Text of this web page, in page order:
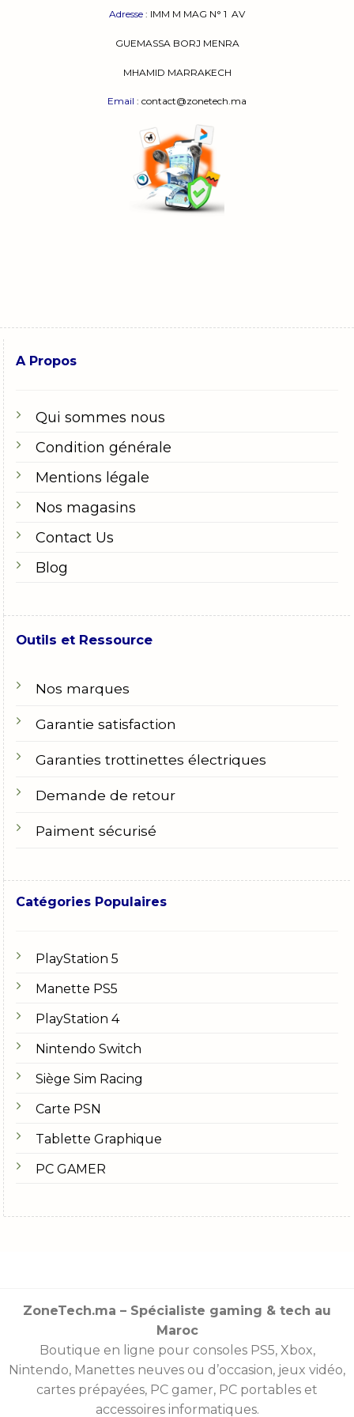
Nous vous offrons tout cela et plus encore, ainsi
Samsung, Canon, Epson et Ricoh.
pas chère, mais aussi si vous souhaitez
HP offre la gamme imprimantes Ink Advantage qui
utilise des cartouches d’encre moins chères pour la
même qualité d’impression afin de l’encre.
A3, des traceurs, des
[/expander_maker]
Adresse : IMM M MAG N° 1 AV
GUEMASSA BORJ MENRA
MHAMID MARRAKECH
Email : contact@zonetech.ma
A Propos
Qui sommes nous
Condition générale
Mentions légale
Nos magasins
Contact Us
Blog
Outils et Ressource
Nos marques
Garantie satisfaction
Garanties trottinettes électriques
Demande de retour
Paiment sécurisé
Catégories Populaires
PlayStation 5
Manette PS5
PlayStation 4
Nintendo Switch
Siège Sim Racing
Carte PSN
Tablette Graphique
PC GAMER
ZoneTech.ma – Spécialiste gaming & tech au
Maroc
Boutique en ligne pour consoles PS5, Xbox,
Nintendo, Manettes neuves ou d’occasion, jeux vidéo,
cartes prépayées, PC gamer, PC portables et
accessoires informatiques.